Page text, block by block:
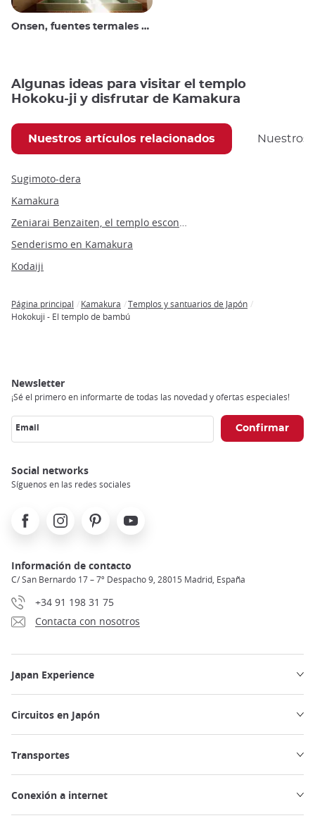
Onsen, fuentes termales y baños públicos
Algunas ideas para visitar el templo
Hokoku-ji y disfrutar de Kamakura
Nuestros artículos relacionados Nuestros
Sugimoto-dera
Kamakura
Senderismo en Kamakura
Kodaiji
Breadcrumb
Página principal Kamakura
Templos y santuarios de Japón
Hokokuji - El templo de bambú
Newsletter
¡Sé el primero en informarte de todas las novedad y ofertas especiales!
Email
Social networks
Síguenos en las redes sociales
FacebookInstagramPinterest Youtube
Información de contacto
C/ San Bernardo 17 – 7º Despacho 9, 28015 Madrid, España
+34 91 198 31 75
Contacta con nosotros
Japan Experience
Circuitos en Japón
Transportes
Conexión a internet